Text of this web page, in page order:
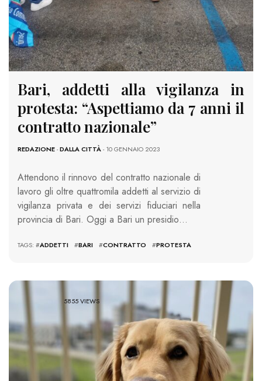
Bari, addetti alla vigilanza in
protesta: “Aspettiamo da 7 anni il
contratto nazionale”
REDAZIONE-DALLA CITTÀ- 10 GENNAIO 2023
Attendono il rinnovo del contratto nazionale di
lavoro gli oltre quattromila addetti al servizio di
vigilanza privata e dei servizi fiduciari nella
provincia di Bari. Oggi a Bari un presidio…
TAGS: #ADDETTI #BARI #CONTRATTO #PROTESTA
5855 VIEWS